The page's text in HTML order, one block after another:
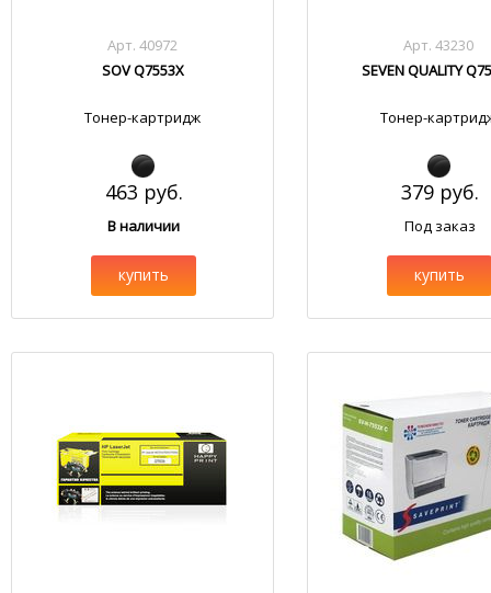
Арт. 40972
SOV Q7553X
Тонер-картридж
463 руб.
В наличии
купить
Арт. 43230
SEVEN QUALITY
Тонер-
379 руб.
Под заказ
купить